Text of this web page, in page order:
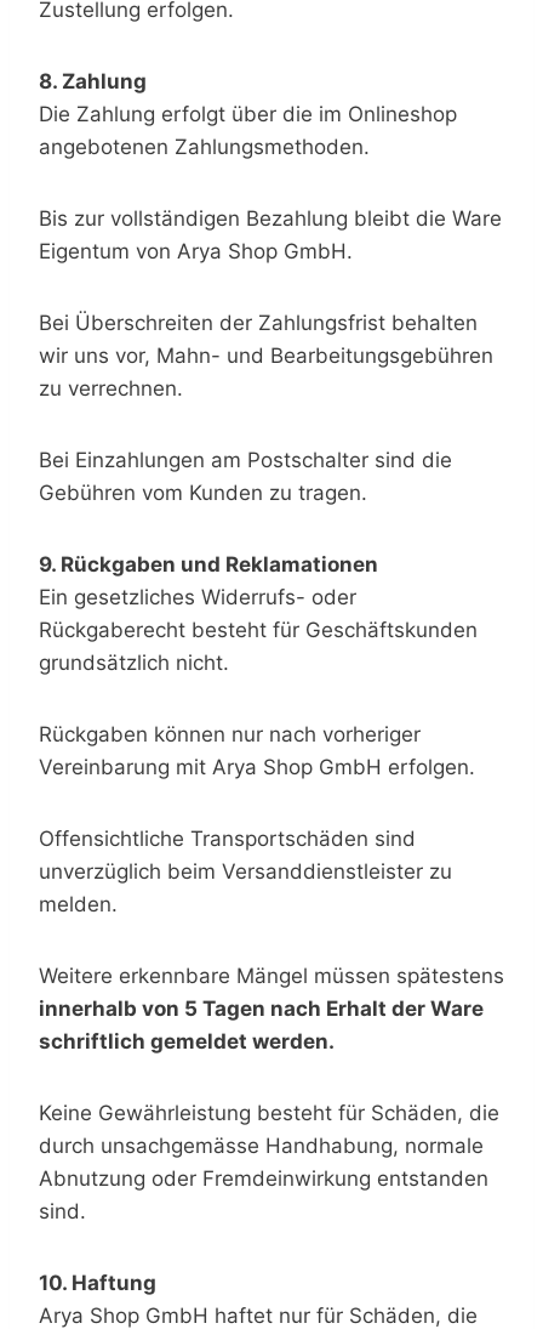
Zustellung erfolgen.
8. Zahlung
Die Zahlung erfolgt über die im Onlineshop
angebotenen Zahlungsmethoden.
Bis zur vollständigen Bezahlung bleibt die Ware
Eigentum von Arya Shop GmbH.
Bei Überschreiten der Zahlungsfrist behalten
wir uns vor, Mahn- und Bearbeitungsgebühren
zu verrechnen.
Bei Einzahlungen am Postschalter sind die
Gebühren vom Kunden zu tragen.
9. Rückgaben und Reklamationen
Ein gesetzliches Widerrufs- oder
Rückgaberecht besteht für Geschäftskunden
grundsätzlich nicht.
Rückgaben können nur nach vorheriger
Vereinbarung mit Arya Shop GmbH erfolgen.
Offensichtliche Transportschäden sind
unverzüglich beim Versanddienstleister zu
melden.
Weitere erkennbare Mängel müssen spätestens
innerhalb von 5 Tagen nach Erhalt der Ware
schriftlich gemeldet werden.
Keine Gewährleistung besteht für Schäden, die
durch unsachgemässe Handhabung, normale
Abnutzung oder Fremdeinwirkung entstanden
sind.
10. Haftung
Arya Shop GmbH haftet nur für Schäden, die